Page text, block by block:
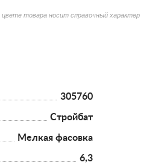
товара носит справочный характер
305760
Стройбат
Мелкая фасовка
6,3